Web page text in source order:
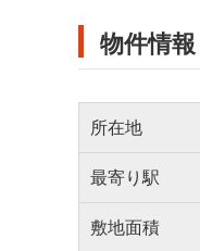
物件情報
所在地
最寄り駅
敷地面積